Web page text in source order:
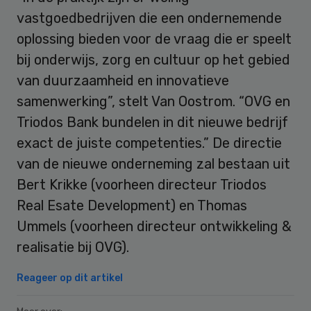
vastgoedbedrijven die een ondernemende
oplossing bieden voor de vraag die er speelt
bij onderwijs, zorg en cultuur op het gebied
van duurzaamheid en innovatieve
samenwerking”, stelt Van Oostrom. “OVG en
Triodos Bank bundelen in dit nieuwe bedrijf
exact de juiste competenties.” De directie
van de nieuwe onderneming zal bestaan uit
Bert Krikke (voorheen directeur Triodos
Real Esate Development) en Thomas
Ummels (voorheen directeur ontwikkeling &
realisatie bij OVG).
Reageer op dit artikel